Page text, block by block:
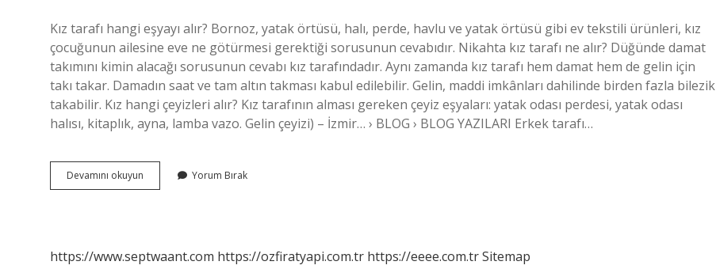
Kız tarafı hangi eşyayı alır? Bornoz, yatak örtüsü, halı, perde, havlu ve yatak örtüsü gibi ev tekstili ürünleri, kız
çocuğunun ailesine eve ne götürmesi gerektiği sorusunun cevabıdır. Nikahta kız tarafı ne alır? Düğünde damat
takımını kimin alacağı sorusunun cevabı kız tarafındadır. Aynı zamanda kız tarafı hem damat hem de gelin için
takı takar. Damadın saat ve tam altın takması kabul edilebilir. Gelin, maddi imkânları dahilinde birden fazla bilezik
takabilir. Kız hangi çeyizleri alır? Kız tarafının alması gereken çeyiz eşyaları: yatak odası perdesi, yatak odası
halısı, kitaplık, ayna, lamba vazo. Gelin çeyizi) – İzmir… › BLOG › BLOG YAZILARI Erkek tarafı…
Devamını okuyun Evlenirken
Kız
Yorum Bırak
https://www.septwaant.com https://ozfiratyapi.com.tr https://eeee.com.trSitemap